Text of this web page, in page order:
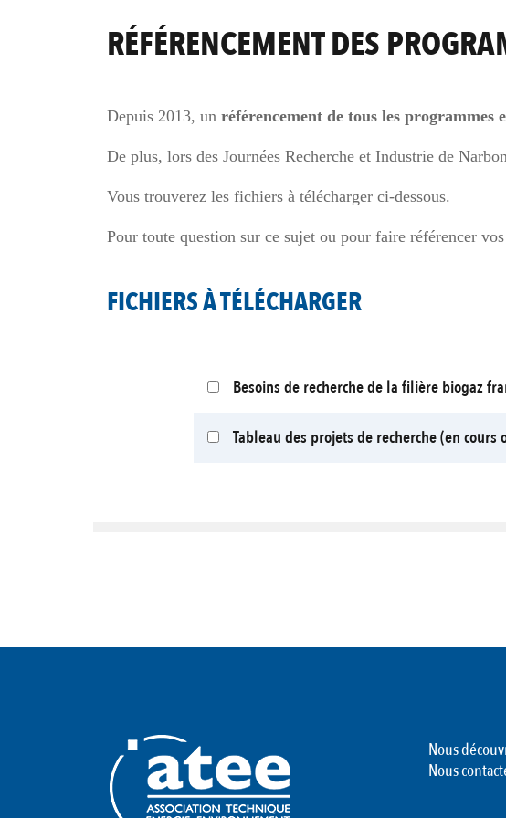
RÉFÉRENCEMENT DES
Depuis 2013, un référencement de tous les programmes
De plus, lors des Journées Recherche et Industrie de
Vous trouverez les fichiers à télécharger ci-dessous.
Pour toute question sur ce sujet ou pour faire référencer
FICHIERS À TÉLÉCHARGER
Besoins de recherche de la filière biogaz
Tableau des projets de recherche (en
Nous
Nous